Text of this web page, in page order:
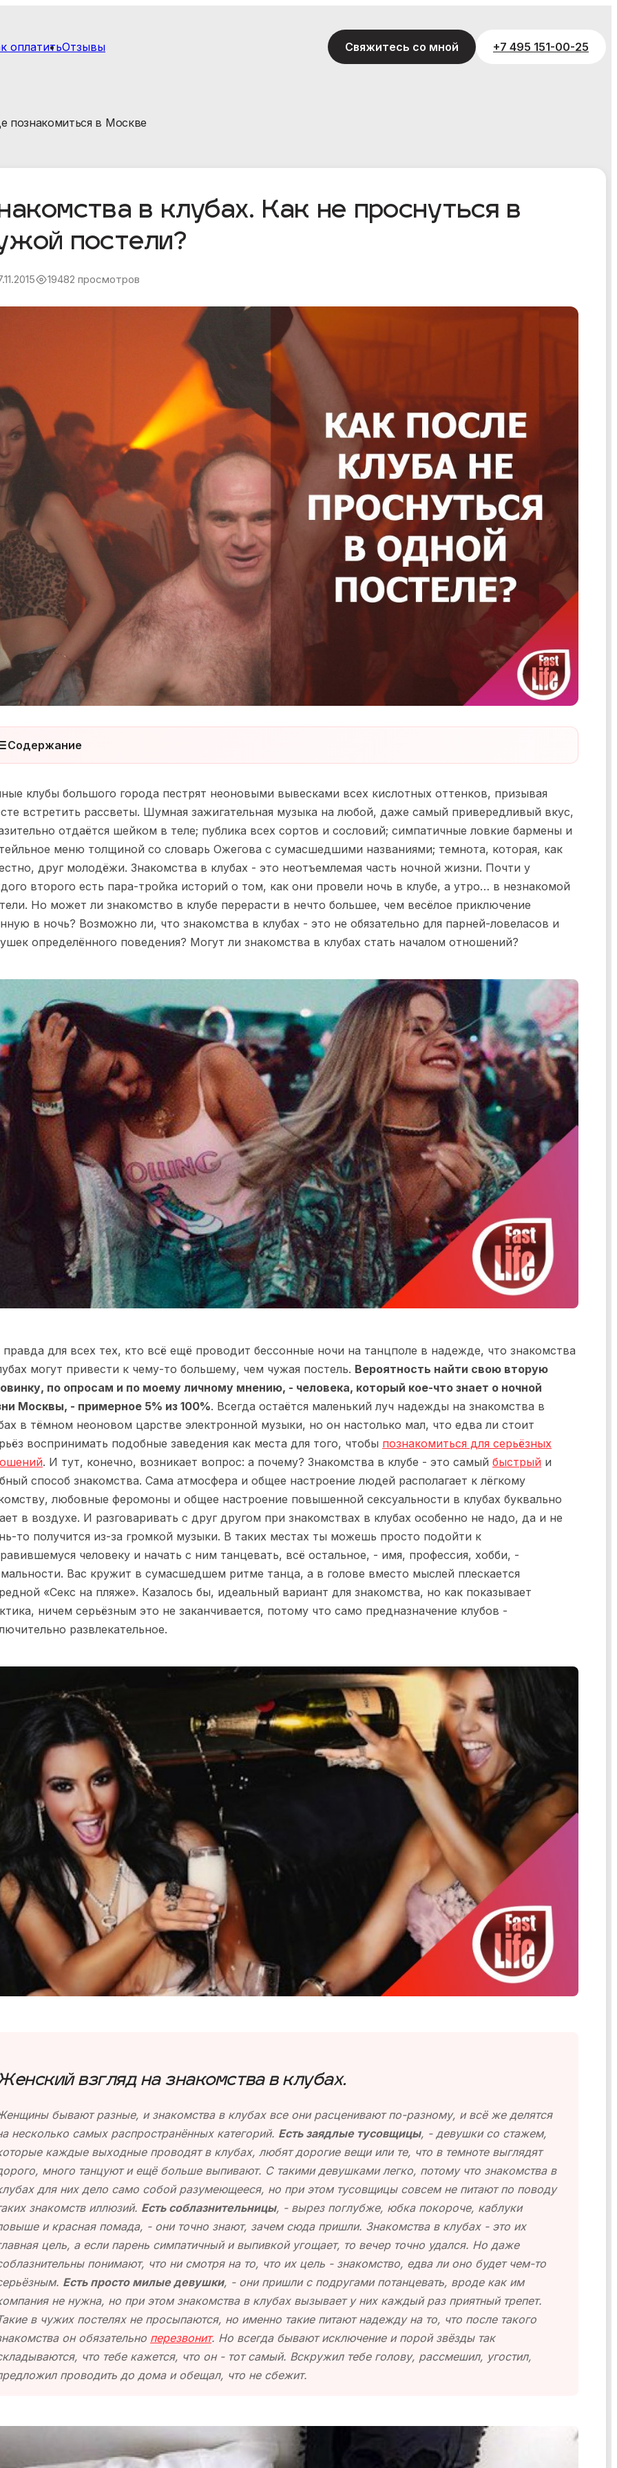
оплатитьОтзывы Свяжитесь со мной +7 495 151-00-25
познакомиться в Москве
в клубах. Как не проснуться в
постели?
19482 просмотров
Содержание
клубы большого города пестрят неоновыми вывесками всех кислотных оттенков, призывая
встретить рассветы. Шумная зажигательная музыка на любой, даже самый привередливый вкус,
отдаётся шейком в теле; публика всех сортов и сословий; симпатичные ловкие бармены и
меню толщиной со словарь Ожегова с сумасшедшими названиями; темнота, которая, как
друг молодёжи. Знакомства в клубах - это неотъемлемая часть ночной жизни. Почти у
второго есть пара-тройка историй о том, как они провели ночь в клубе, а утро… в незнакомой
Но может ли знакомство в клубе перерасти в нечто большее, чем весёлое приключение
в ночь? Возможно ли, что знакомства в клубах - это не обязательно для парней-ловеласов и
определённого поведения? Могут ли знакомства в клубах стать началом отношений?
правда для всех тех, кто всё ещё проводит бессонные ночи на танцполе в надежде, что знакомства
могут привести к чему-то большему, чем чужая постель. Вероятность найти свою вторую
по опросам и по моему личному мнению, - человека, который кое-что знает о ночной
Москвы, - примерное 5% из 100%. Всегда остаётся маленький луч надежды на знакомства в
в тёмном неоновом царстве электронной музыки, но он настолько мал, что едва ли стоит
воспринимать подобные заведения как места для того, чтобы познакомиться для серьёзных
. И тут, конечно, возникает вопрос: а почему? Знакомства в клубе - это самый быстрый и
способ знакомства. Сама атмосфера и общее настроение людей располагает к лёгкому
любовные феромоны и общее настроение повышенной сексуальности в клубах буквально
в воздухе. И разговаривать с друг другом при знакомствах в клубах особенно не надо, да и не
то получится из-за громкой музыки. В таких местах ты можешь просто подойти к
человеку и начать с ним танцевать, всё остальное, - имя, профессия, хобби, -
Вас кружит в сумасшедшем ритме танца, а в голове вместо мыслей плескается
«Секс на пляже». Казалось бы, идеальный вариант для знакомства, но как показывает
ничем серьёзным это не заканчивается, потому что само предназначение клубов -
развлекательное.
взгляд на знакомства в клубах.
бывают разные, и знакомства в клубах все они расценивают по-разному, и всё же делятся
несколько самых распространённых категорий. Есть заядлые тусовщицы, - девушки со стажем,
каждые выходные проводят в клубах, любят дорогие вещи или те, что в темноте выглядят
много танцуют и ещё больше выпивают. С такими девушками легко, потому что знакомства в
для них дело само собой разумеющееся, но при этом тусовщицы совсем не питают по поводу
знакомств иллюзий. Есть соблазнительницы, - вырез поглубже, юбка покороче, каблуки
и красная помада, - они точно знают, зачем сюда пришли. Знакомства в клубах - это их
цель, а если парень симпатичный и выпивкой угощает, то вечер точно удался. Но даже
понимают, что ни смотря на то, что их цель - знакомство, едва ли оно будет чем-то
Есть просто милые девушки, - они пришли с подругами потанцевать, вроде как им
не нужна, но при этом знакомства в клубах вызывает у них каждый раз приятный трепет.
в чужих постелях не просыпаются, но именно такие питают надежду на то, что после такого
он обязательно перезвонит. Но всегда бывают исключение и порой звёзды так
что тебе кажется, что он - тот самый. Вскружил тебе голову, рассмешил, угостил,
проводить до дома и обещал, что не сбежит.